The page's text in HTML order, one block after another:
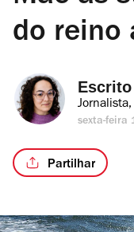
do reino
sexta-feira
Partilhar